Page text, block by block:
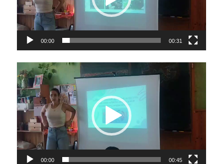
00:00 00:31
Video
Player
00:00 00:45